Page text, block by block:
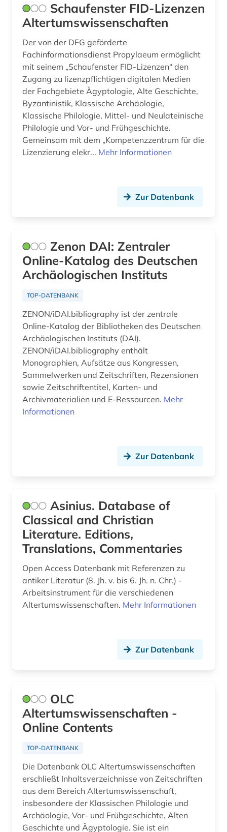
Schaufenster FID-Lizenzen
Altertumswissenschaften
Der von der DFG geförderte
Fachinformationsdienst Propylaeum ermöglicht
mit seinem „Schaufenster FID-Lizenzen“ den
Zugang zu lizenzpflichtigen digitalen Medien
der Fachgebiete Ägyptologie, Alte Geschichte,
Byzantinistik, Klassische Archäologie,
Klassische Philologie, Mittel- und Neulateinische
Philologie und Vor- und Frühgeschichte.
Gemeinsam mit dem „Kompetenzzentrum für die
Lizenzierung elekr... Mehr Informationen
Zur Datenbank
Zenon DAI: Zentraler
Online-Katalog des Deutschen
Archäologischen Instituts
TOP-DATENBANK
ZENON/iDAI.bibliography ist der zentrale
Online-Katalog der Bibliotheken des Deutschen
Archäologischen Instituts (DAI).
ZENON/iDAI.bibliography enthält
Monographien, Aufsätze aus Kongressen,
Sammelwerken und Zeitschriften, Rezensionen
sowie Zeitschriftentitel, Karten- und
Archivmaterialien und E-Ressourcen. Mehr
Informationen
Zur Datenbank
Asinius. Database of
Classical and Christian
Literature. Editions,
Translations, Commentaries
Open Access Datenbank mit Referenzen zu
antiker Literatur (8. Jh. v. bis 6. Jh. n. Chr.) -
Arbeitsinstrument für die verschiedenen
Altertumswissenschaften. Mehr Informationen
Zur Datenbank
OLC
Altertumswissenschaften -
Online Contents
TOP-DATENBANK
Die Datenbank OLC Altertumswissenschaften
erschließt Inhaltsverzeichnisse von Zeitschriften
aus dem Bereich Altertumswissenschaft,
insbesondere der Klassischen Philologie und
Archäologie, Vor- und Frühgeschichte, Alten
Geschichte und Ägyptologie. Sie ist ein